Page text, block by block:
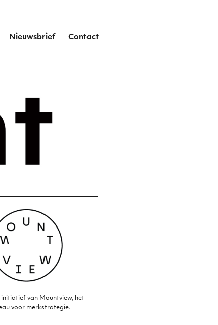
Nieuwsbrief Contact
initiatief van Mountview, het
voor merkstrategie.